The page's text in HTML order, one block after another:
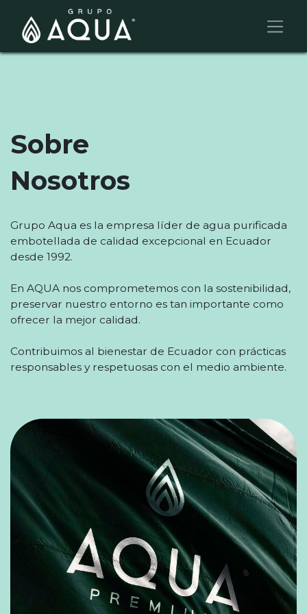
Sobre
Nosotros
Grupo Aqua es la empresa líder de agua purificada
embotellada de calidad excepcional en Ecuador
desde 1992.
En AQUA nos comprometemos con la sostenibilidad,
preservar nuestro entorno es tan importante como
ofrecer la mejor calidad.
Contribuimos al bienestar de Ecuador con prácticas
responsables y respetuosas con el medio ambiente.